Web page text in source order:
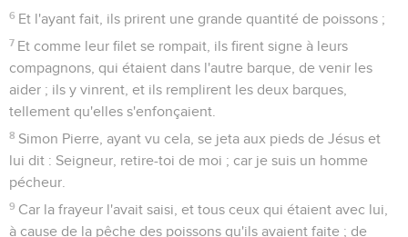
6 Et l'ayant fait, ils prirent une grande quantité de poissons ;
7 Et comme leur filet se rompait, ils firent signe à leurs
compagnons, qui étaient dans l'autre barque, de venir les
aider ; ils y vinrent, et ils remplirent les deux barques,
tellement qu'elles s'enfonçaient.
8 Simon Pierre, ayant vu cela, se jeta aux pieds de Jésus et
lui dit : Seigneur, retire-toi de moi ; car je suis un homme
pécheur.
9 Car la frayeur l'avait saisi, et tous ceux qui étaient avec lui,
à cause de la pêche des poissons qu'ils avaient faite ; de